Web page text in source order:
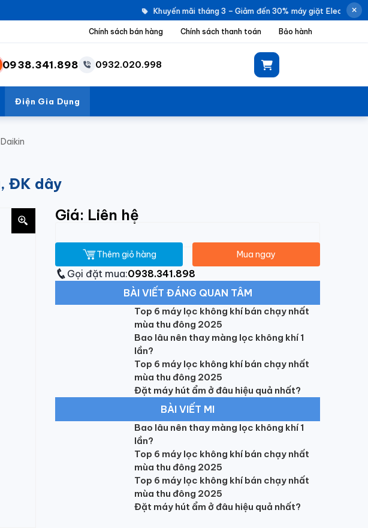
Khuyến mãi tháng 3 – Giảm đến 30% máy giặt Electrolux |
Chính sách bán hàng Chính sách thanh toán Bảo hành
0938.341.898 0932.020.998
Điện Gia Dụng
ĐK dây
Giá: Liên hệ
Thêm giỏ hàng Mua ngay
Gọi đặt mua:0938.341.898
BÀI VIẾT ĐÁNG QUAN TÂM
Top 6 máy lọc không khí bán chạy nhất
mùa thu đông 2025
Bao lâu nên thay màng lọc không khí 1
lần?
Top 6 máy lọc không khí bán chạy nhất
mùa thu đông 2025
Đặt máy hút ẩm ở đâu hiệu quả nhất?
BÀI VIẾT MI
Bao lâu nên thay màng lọc không khí 1
lần?
Top 6 máy lọc không khí bán chạy nhất
mùa thu đông 2025
Top 6 máy lọc không khí bán chạy nhất
mùa thu đông 2025
Đặt máy hút ẩm ở đâu hiệu quả nhất?